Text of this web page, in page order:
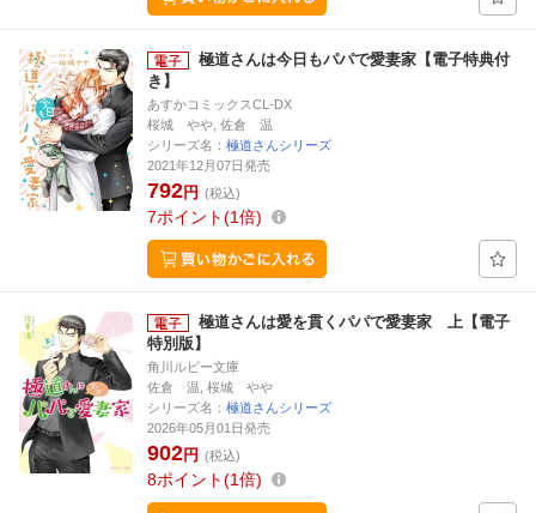
極道さんは今日もパパで愛妻家【電子特典付
き】
あすかコミックスCL-DX
桜城 やや, 佐倉 温
シリーズ名： 極道さんシリーズ
2021年12月07日発売
792円 (税込)
7ポイント 1倍
極道さんは愛を貫くパパで愛妻家 上【電子
特別版】
角川ルビー文庫
佐倉 温, 桜城 やや
シリーズ名： 極道さんシリーズ
2026年05月01日発売
902円 (税込)
8ポイント 1倍